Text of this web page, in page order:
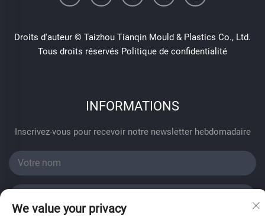
Droits d'auteur © Taizhou Tianqin Mould & Plastics Co., Ltd.
Tous droits réservés Politique de confidentialité
INFORMATIONS
Inscrivez-vous pour recevoir notre newsletter hebdomadaire
We value your privacy